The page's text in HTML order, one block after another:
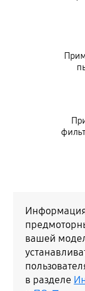
вашей
в разделе